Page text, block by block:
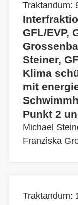
Traktandum:
GFL/EVP,
Steiner,
Klima
mit
Punkt 2
Michael
Franziska
Traktandum: